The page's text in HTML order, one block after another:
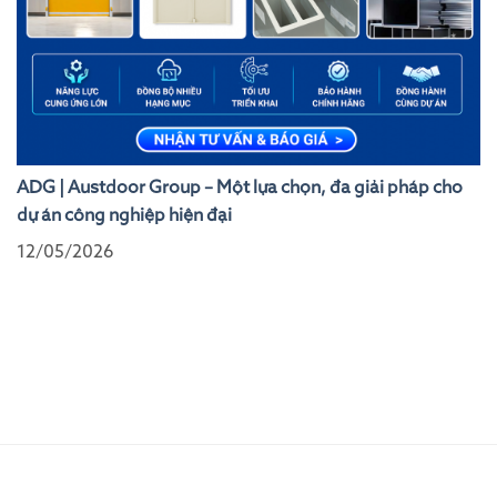
ADG | Austdoor Group – Một lựa chọn, đa giải pháp cho
dự án công nghiệp hiện đại
12/05/2026